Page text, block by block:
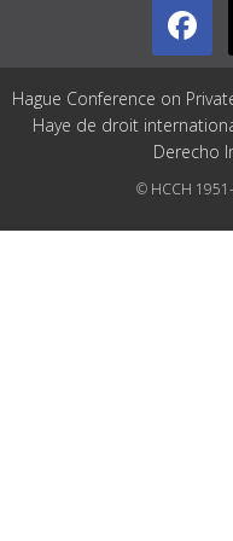
Hague Conference on
Haye de droit
Derecho
© HCCH